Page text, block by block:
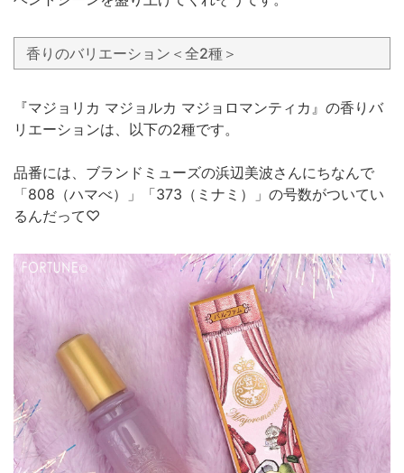
香りのバリエーション＜全2種＞
『マジョリカ マジョルカ マジョロマンティカ』の香りバ
リエーションは、以下の2種です。
品番には、ブランドミューズの浜辺美波さんにちなんで
「808（ハマべ）」「373（ミナミ）」の号数がついてい
るんだって♡